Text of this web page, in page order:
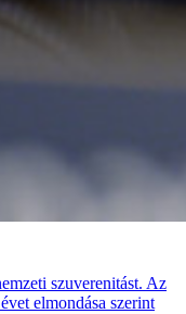
szuverenitást. Az
elmondása szerint